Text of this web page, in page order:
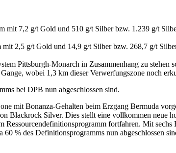
7,2 g/t Gold und 510 g/t Silber bzw. 1.239 g/t
2,5 g/t Gold und 14,9 g/t Silber bzw. 268,7 g/t
Pittsburgh-Monarch in Zusammenhang zu stehen
wobei 1,3 km dieser Verwerfungszone noch
bei DPB nun abgeschlossen sind.
mit Bonanza-Gehalten beim Erzgang Bermuda
Blackrock Silver. Dies stellt eine vollkommen neue
fortfahren. Mit sechs
% des Definitionsprogramms nun abgeschlossen